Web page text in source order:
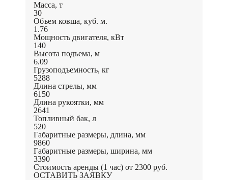
Масса, т
30
Объем ковша, куб. м.
1.76
Мощность двигателя, кВт
140
Высота подъема, м
6.09
Грузоподъемность, кг
5288
Длина стрелы, мм
6150
Длина рукоятки, мм
2641
Топливный бак, л
520
Габаритные размеры, длина, мм
9860
Габаритные размеры, ширина, мм
3390
Стоимость аренды (1 час) от 2300 руб.
ОСТАВИТЬ ЗАЯВКУ